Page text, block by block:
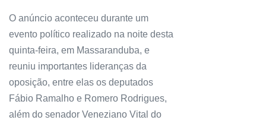
O anúncio aconteceu durante um
evento político realizado na noite desta
quinta-feira, em Massaranduba, e
reuniu importantes lideranças da
oposição, entre elas os deputados
Fábio Ramalho e Romero Rodrigues,
além do senador Veneziano Vital do